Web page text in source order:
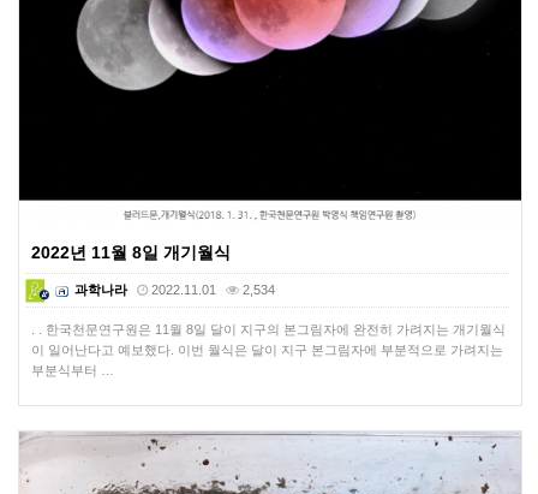
2022년 11월 8일 개기월식
과학나라 2022.11.01 2,534
. . 한국천문연구원은 11월 8일 달이 지구의 본그림자에 완전히 가려지는 개기월식
이 일어난다고 예보했다. 이번 월식은 달이 지구 본그림자에 부분적으로 가려지는
부분식부터 …